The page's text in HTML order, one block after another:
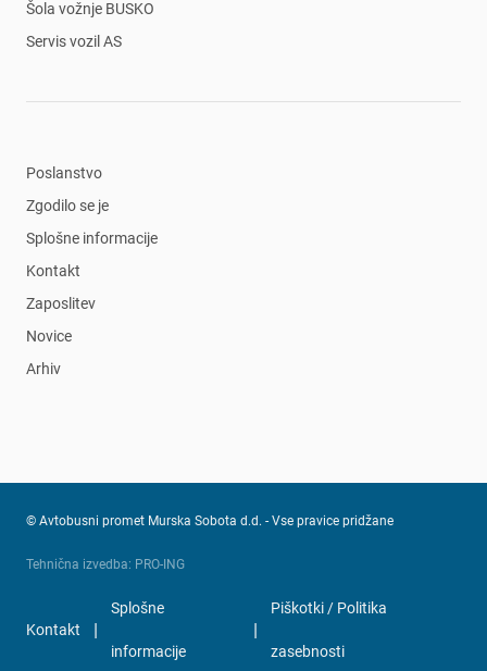
Šola vožnje BUSKO
Servis vozil AS
Poslanstvo
Zgodilo se je
Splošne informacije
Kontakt
Zaposlitev
Novice
Arhiv
© Avtobusni promet Murska Sobota d.d. - Vse pravice pridžane
Tehnična izvedba: PRO-ING
Kontakt |
Splošne
informacije
|
Piškotki / Politika
zasebnosti